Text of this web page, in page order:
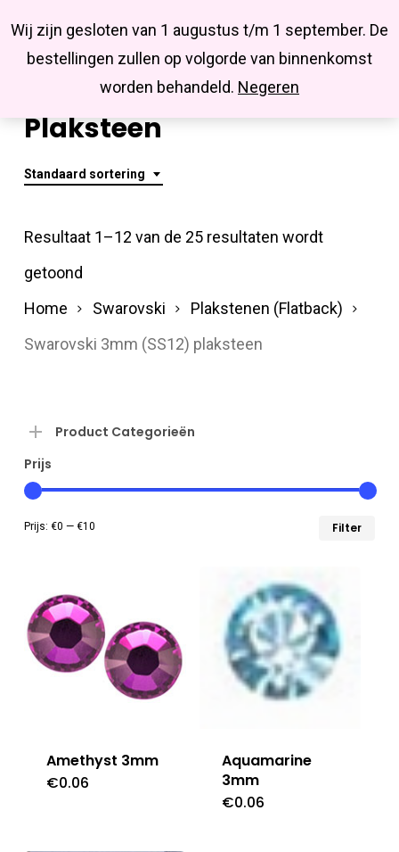
Wij zijn gesloten van 1 augustus t/m 1 september. De
bestellingen zullen op volgorde van binnenkomst
worden behandeld. Negeren
main
Missbluesieraden
searchaccount
Swarovski 3mm (SS12)
Plaksteen
Standaard sortering
Resultaat 1–12 van de 25 resultaten wordt
getoond
Home
Swarovski
Plakstenen (Flatback)
Swarovski 3mm (SS12) plaksteen
Product Categorieën
Prijs
Filter
Prijs: €0 — €10
Amethyst 3mm
€0.06
Aquamarine
3mm
€0.06
Close